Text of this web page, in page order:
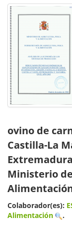
ovino de
Castilla-La
Ministerio
Colaborador(es):
Alimentación
.